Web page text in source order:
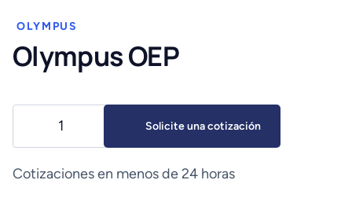
OLYMPUS
Olympus OEP
cantidad
Solicite una cotización
Cotizaciones en menos de 24 horas